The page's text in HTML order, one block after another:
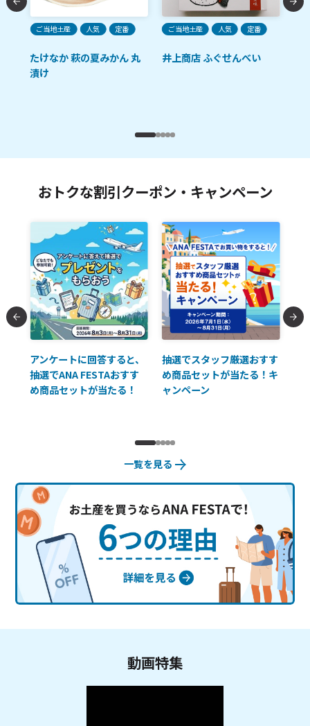
ご当地土産 人気 定番
たけなか 萩の夏みかん 丸
漬け
ご当地土産 人気 定番
井上商店 ふぐせんべい
おトクな割引クーポン・キャンペーン
アンケートに回答すると、
抽選でANA FESTAおすす
め商品セットが当たる！
抽選でスタッフ厳選おすす
め商品セットが当たる！キ
ャンペーン
一覧を見る
動画特集